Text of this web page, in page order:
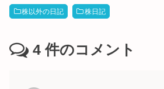
株以外の日記 株日記
4 件のコメント